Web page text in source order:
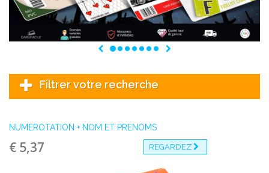
Previous
Filtrer votre recherche
NUMÉROTATION + NOM ET PRÉNOMS
€ 5,37 REGARDEZ